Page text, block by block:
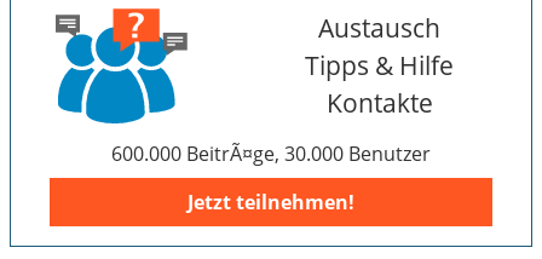
Austausch
Tipps & Hilfe
Kontakte
600.000 BeitrÃ¤ge, 30.000 Benutzer
Jetzt teilnehmen!